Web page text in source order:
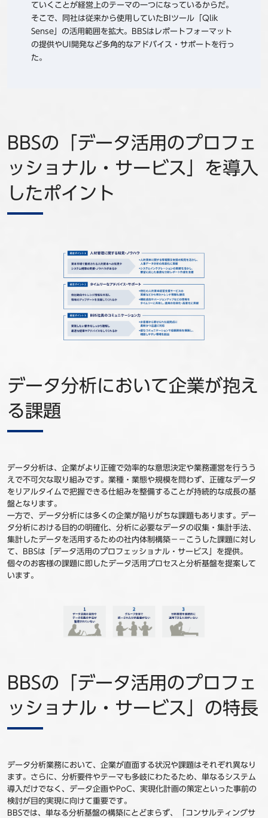
ていくことが経営上のテーマの一つになっているからだ。
そこで、同社は従来から使用していたBIツール「Qlik
Sense」の活用範囲を拡大。BBSはレポートフォーマット
の提供やUI開発など多角的なアドバイス・サポートを行っ
た。
BBSの「データ活用のプロフェ
ッショナル・サービス」を導入
したポイント
データ分析において企業が抱え
る課題
データ分析は、企業がより正確で効率的な意思決定や業務運営を行うう
えで不可欠な取り組みです。業種・業態や規模を問わず、正確なデータ
をリアルタイムで把握できる仕組みを整備することが持続的な成長の基
盤となります。
一方で、データ分析には多くの企業が陥りがちな課題もあります。デー
タ分析における目的の明確化、分析に必要なデータの収集・集計手法、
集計したデータを活用するための社内体制構築－－こうした課題に対し
て、BBSは「データ活用のプロフェッショナル・サービス」を提供。
個々のお客様の課題に即したデータ活用プロセスと分析基盤を提案して
います。
BBSの「データ活用のプロフェ
ッショナル・サービス」の特長
データ分析業務において、企業が直面する状況や課題はそれぞれ異なり
ます。さらに、分析要件やテーマも多岐にわたるため、単なるシステム
導入だけでなく、データ企画やPoC、実現化計画の策定といった事前の
検討が目的実現に向けて重要です。
BBSでは、単なる分析基盤の構築にとどまらず、「コンサルティングサ